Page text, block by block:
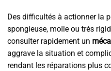
Des difficultés à actionner la
spongieuse, molle ou très
consulter rapidement un
aggrave la situation et
rendant les réparations plus